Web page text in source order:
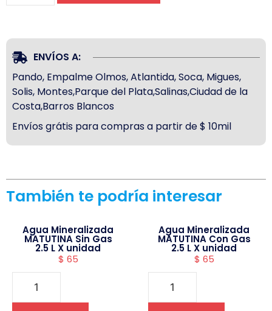
ENVÍOS A:
Pando, Empalme Olmos, Atlantida, Soca, Migues,
Solis, Montes,Parque del Plata,Salinas,Ciudad de la
Costa,Barros Blancos
Envíos grátis para compras a partir de $ 10mil
También te podría interesar
Agua Mineralizada
MATUTINA Sin Gas
2.5 L X unidad
$ 65
Agua Mineralizada
MATUTINA Con Gas
2.5 L X unidad
$ 65